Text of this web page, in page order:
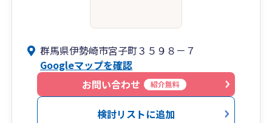
群馬県伊勢崎市宮子町３５９８－７
Googleマップを確認
お問い合わせ
紹介無料
検討リストに追加